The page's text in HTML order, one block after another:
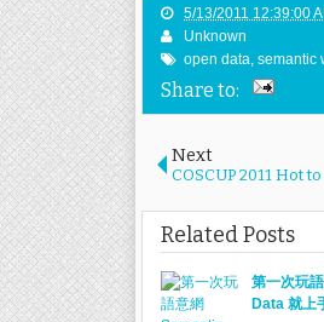
5/13/2011 12:39:00
Unknown
open data, semantic
Share to:
Next
COSCUP 2011 Hot
Related Posts
第一次玩
Data 就上